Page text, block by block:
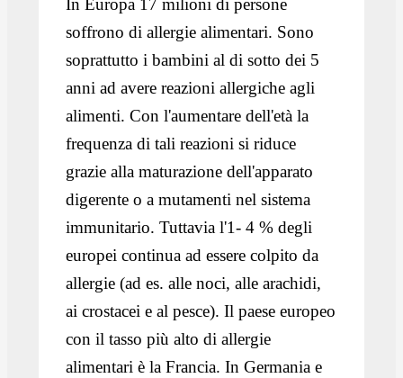
In Europa 17 milioni di persone
soffrono di allergie alimentari. Sono
soprattutto i bambini al di sotto dei 5
anni ad avere reazioni allergiche agli
alimenti. Con l'aumentare dell'età la
frequenza di tali reazioni si riduce
grazie alla maturazione dell'apparato
digerente o a mutamenti nel sistema
immunitario. Tuttavia l'1- 4 % degli
europei continua ad essere colpito da
allergie (ad es. alle noci, alle arachidi,
ai crostacei e al pesce). Il paese europeo
con il tasso più alto di allergie
alimentari è la Francia. In Germania e